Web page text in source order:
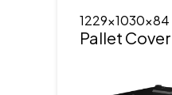
1229x1030x84
Pallet Cover